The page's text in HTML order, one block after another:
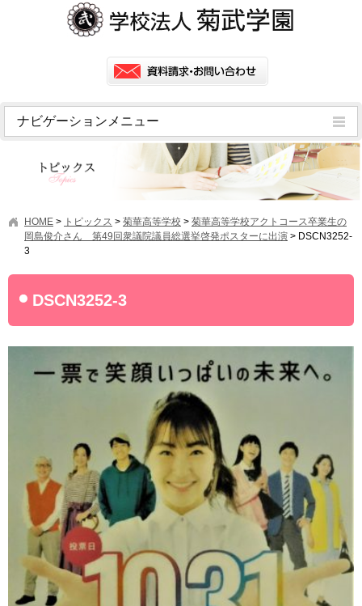
ナビゲーションメニュー
アクセス
学園ニュース
オープンキャンパス・行事
HOME > トピックス > 菊華高等学校 > 菊華高等学校アクトコース卒業生の
岡島俊介さん 第49回衆議院議員総選挙啓発ポスターに出演 > DSCN3252-
3
DSCN3252-3